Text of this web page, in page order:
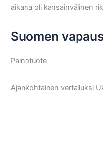
aikana oli kansainvälinen
Suomen
Painotuote
Ajankohtainen vertailuksi